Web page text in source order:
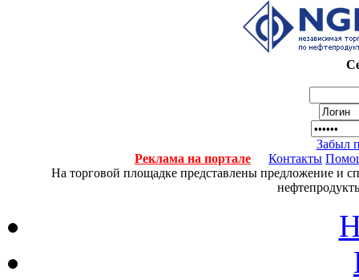
Забыл
Реклама на портале
Контакты
На торговой площадке представлены предложение и